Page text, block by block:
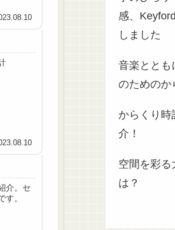
介。セ
。
感、
しました
音楽ととも
のためのか
からくり時
介！
空間を彩る
は？